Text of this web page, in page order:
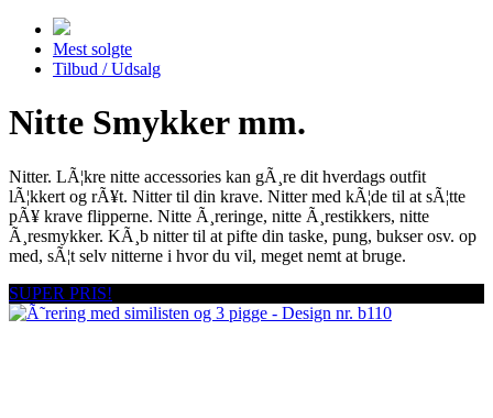
Mest solgte
Tilbud / Udsalg
Nitte Smykker mm.
Nitter. LÃ¦kre nitte accessories kan gÃ¸re dit hverdags outfit
lÃ¦kkert og rÃ¥t. Nitter til din krave. Nitter med kÃ¦de til at sÃ¦tte
pÃ¥ krave flipperne. Nitte Ã¸reringe, nitte Ã¸restikkers, nitte
Ã¸resmykker. KÃ¸b nitter til at pifte din taske, pung, bukser osv. op
med, sÃ¦t selv nitterne i hvor du vil, meget nemt at bruge.
SUPER PRIS!